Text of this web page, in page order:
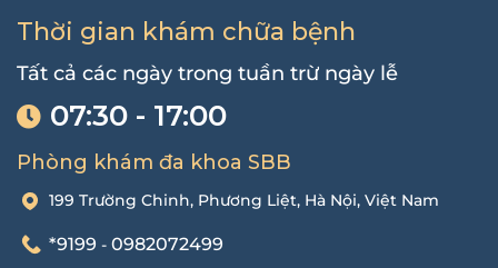
Thời gian khám chữa bệnh
Tất cả các ngày trong tuần trừ ngày lễ
07:30 - 17:00
Phòng khám đa khoa SBB
199 Trường Chinh, Phương Liệt, Hà Nội, Việt Nam
*9199 - 0982072499